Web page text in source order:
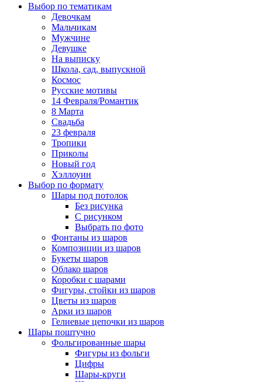
Выбор по тематикам
Девочкам
Мальчикам
Мужчине
Девушке
На выписку
Школа, сад, выпускной
Космос
Русские мотивы
14 Февраля/Романтик
8 Марта
Свадьба
23 февраля
Тропики
Приколы
Новый год
Хэллоуин
Выбор по формату
Шары под потолок
Без рисунка
С рисунком
Выбрать по фото
Фонтаны из шаров
Композиции из шаров
Букеты шаров
Облако шаров
Коробки с шарами
Фигуры, стойки из шаров
Цветы из шаров
Арки из шаров
Гелиевые цепочки из шаров
Шары поштучно
Фольгированные шары
Фигуры из фольги
Цифры
Шары-круги